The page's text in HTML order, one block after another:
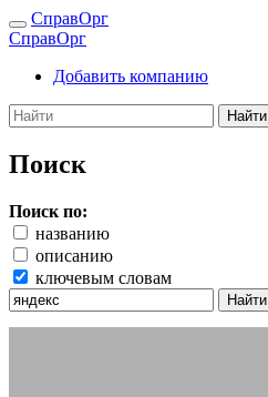
СправОрг
СправОрг
Добавить компанию
Найти
Поиск
Поиск по:
названию
описанию
ключевым словам
Найти